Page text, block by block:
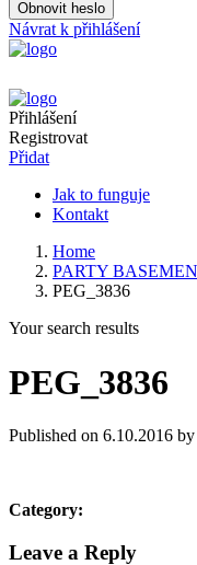
Obnovit heslo
Návrat k přihlášení
Přihlášení
Registrovat
Přidat
Jak to funguje
Kontakt
Home
PARTY
PEG_3836
Your search results
PEG_3836
Published on 6.10.2016
Category:
Leave a Reply